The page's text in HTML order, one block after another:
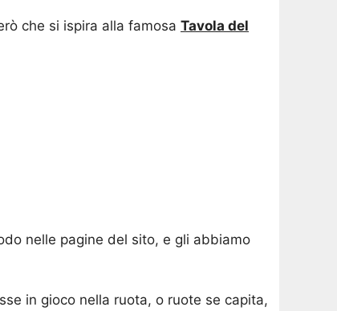
che si ispira alla famosa Tavola del
nelle pagine del sito, e gli abbiamo
in gioco nella ruota, o ruote se capita,